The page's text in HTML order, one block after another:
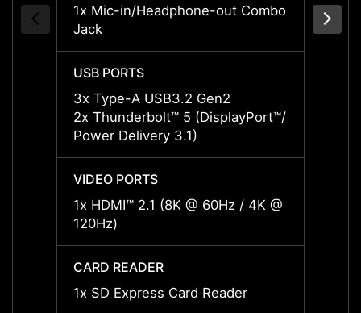
1x Mic-in/Headphone-out Combo
Jack
1x
Jack
USB PORTS
3x Type-A USB3.2 Gen2
2x Thunderbolt™ 5 (DisplayPort™/
Power Delivery 3.1)
VIDEO PORTS
1x HDMI™ 2.1 (8K @ 60Hz / 4K @
120Hz)
CARD READER
1x SD Express Card Reader